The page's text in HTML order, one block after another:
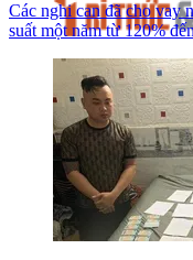
Các nghi can đã cho vay
suất một năm từ 120%